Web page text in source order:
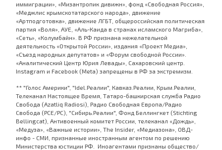
иммиграции», «Мизантропик дивижн», фонд «Свободная Россия»,
«Меджлис крымскотатарского народа», движение
«Артподготовка», движение ЛГБТ, общероссийская политическая
партия «Воля», АУЕ, «Аль-Каида в странах исламского Магриба»,
«Сеть», «Колумбайн». В РФ признана нежелательной
деятельность «Открытой России», издания «Проект Медиа»,
«Съезд народных депутатов» и «Форум свободной России».
«Аналитический Центр Юрия Левады», Сахаровский центр.
Instagram и Facebook (Metа) запрещены в РФ за экстремизм.
** "Голос Америки", "Idel.Реалии", Кавказ.Реалии, Крым.Реалии,
Телеканал Настоящее Время, Татаро-башкирская служба Радио
Свобода (Azatliq Radiosi), Радио Свободная Европа/Радио
Свобода (PCE/PC), "Сибирь.Реалии", Фонд Беллингкет (Stichting
Bellingcat), Антивоенный комитет России, телеканал «Дождь»,
«Медуза», «Важные истории», The Insider, «Медиазона», ОВД-
инфо - СМИ, признанные иностранным агентом по решению
Министерства юстиции РФ. Иноагентами признаны общество/